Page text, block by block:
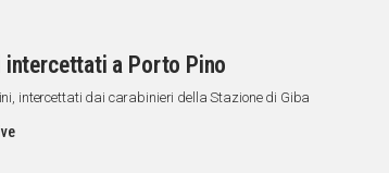
a Porto Pino
intercettati dai carabinieri della Stazione di Giba